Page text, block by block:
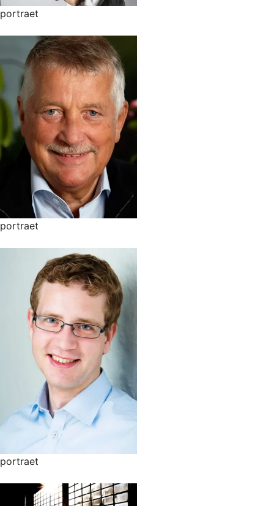
portraet
portraet
portraet